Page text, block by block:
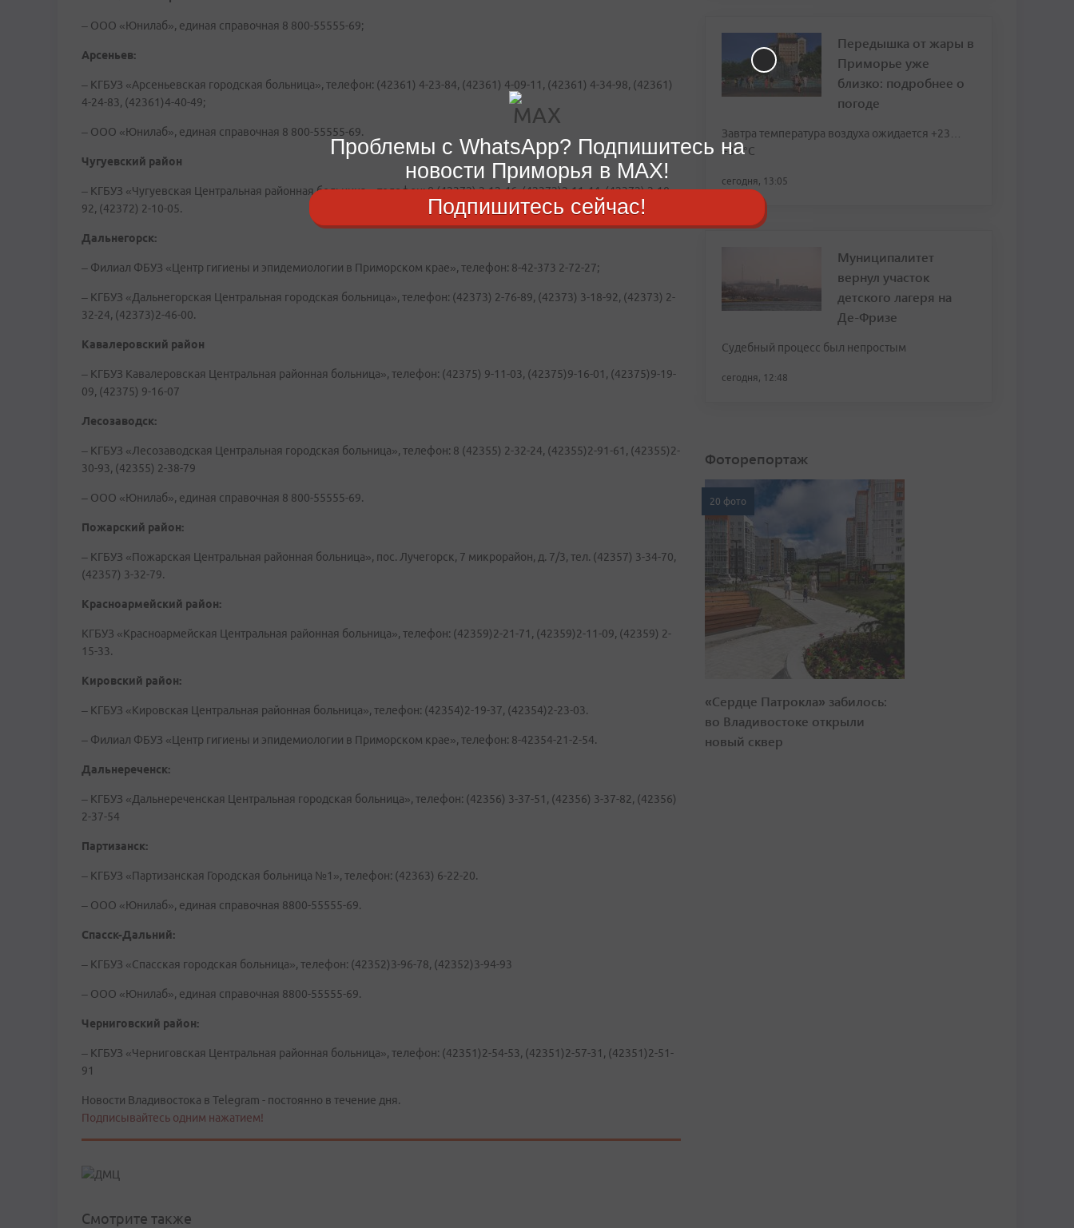
– ООО «Юнилаб», единая справочная 8 800-55555-69;
Арсеньев:
– КГБУЗ «Арсеньевская городская больница», телефон: (42361) 4-23-84, (42361) 4-09-11, (42361) 4-34-98, (42361)
4-24-83, (42361)4-40-49;
– ООО «Юнилаб», единая справочная 8 800-55555-69.
Чугуевский район
– КГБУЗ «Чугуевская Центральная районная больница», телефон: 8 (42372) 2-12-46, (42372)2-11-44, (42372) 2-10-
92, (42372) 2-10-05.
Дальнегорск:
– Филиал ФБУЗ «Центр гигиены и эпидемиологии в Приморском крае», телефон: 8-42-373 2-72-27;
– КГБУЗ «Дальнегорская Центральная городская больница», телефон: (42373) 2-76-89, (42373) 3-18-92, (42373) 2-
32-24, (42373)2-46-00.
Кавалеровский район
– КГБУЗ Кавалеровская Центральная районная больница», телефон: (42375) 9-11-03, (42375)9-16-01, (42375)9-19-
09, (42375) 9-16-07
Лесозаводск:
– КГБУЗ «Лесозаводская Центральная городская больница», телефон: 8 (42355) 2-32-24, (42355)2-91-61, (42355)2-
30-93, (42355) 2-38-79
– ООО «Юнилаб», единая справочная 8 800-55555-69.
Пожарский район:
– КГБУЗ «Пожарская Центральная районная больница», пос. Лучегорск, 7 микрорайон, д. 7/3, тел. (42357) 3-34-70,
(42357) 3-32-79.
Красноармейский район:
КГБУЗ «Красноармейская Центральная районная больница», телефон: (42359)2-21-71, (42359)2-11-09, (42359) 2-
15-33.
Кировский район:
– КГБУЗ «Кировская Центральная районная больница», телефон: (42354)2-19-37, (42354)2-23-03.
– Филиал ФБУЗ «Центр гигиены и эпидемиологии в Приморском крае», телефон: 8-42354-21-2-54.
Дальнереченск:
– КГБУЗ «Дальнереченская Центральная городская больница», телефон: (42356) 3-37-51, (42356) 3-37-82, (42356)
2-37-54
Партизанск:
– КГБУЗ «Партизанская Городская больница №1», телефон: (42363) 6-22-20.
– ООО «Юнилаб», единая справочная 8800-55555-69.
Спасск-Дальний:
– КГБУЗ «Спасская городская больница», телефон: (42352)3-96-78, (42352)3-94-93
– ООО «Юнилаб», единая справочная 8800-55555-69.
Черниговский район:
– КГБУЗ «Черниговская Центральная районная больница», телефон: (42351)2-54-53, (42351)2-57-31, (42351)2-51-
91
Новости Владивостока в Telegram - постоянно в течение дня.
Подписывайтесь одним нажатием!
Смотрите также
Передышка от жары в
Приморье уже
близко: подробнее о
погоде
Завтра температура воздуха ожидается +23…
+31 °C
сегодня, 13:05
Муниципалитет
вернул участок
детского лагеря на
Де-Фризе
Судебный процесс был непростым
сегодня, 12:48
Фоторепортаж
20 фото
«Сердце Патрокла» забилось:
во Владивостоке открыли
новый сквер
Проблемы с WhatsApp? Подпишитесь на
новости Приморья в MAX!
Подпишитесь сейчас!